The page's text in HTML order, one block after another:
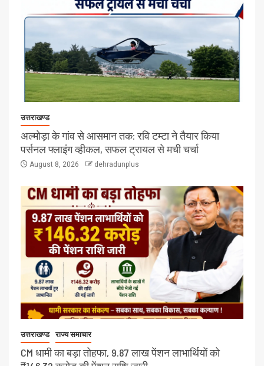
उत्तराखण्ड
अल्मोड़ा के गांव से आसमान तक: रवि टम्टा ने तैयार किया
पर्सनल फ्लाइंग व्हीकल, सफल ट्रायल से मची चर्चा
August 8, 2026 dehradunplus
उत्तराखण्ड राज्य समाचार
CM धामी का बड़ा तोहफा, 9.87 लाख पेंशन लाभार्थियों को